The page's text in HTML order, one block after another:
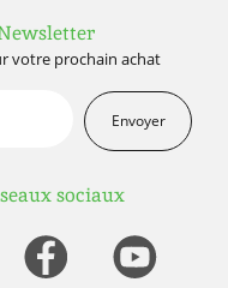
votre prochain achat
Envoyer
sociaux